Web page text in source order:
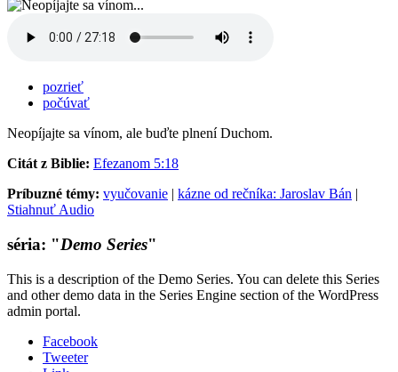
pozrieť
počúvať
Neopíjajte sa vínom, ale buďte plnení Duchom.
Citát z Biblie: Efezanom 5:18
Príbuzné témy: vyučovanie | kázne od rečníka: Jaroslav Bán |
Stiahnuť Audio
séria: "Demo Series"
This is a description of the Demo Series. You can delete this Series
and other demo data in the Series Engine section of the WordPress
admin portal.
Facebook
Tweeter